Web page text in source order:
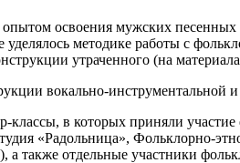
освоения мужских
методике работы с
утраченного (на
вокально-инструментальной
в которых приняли
«Радольница», Фольклорно-
а также отдельные участники